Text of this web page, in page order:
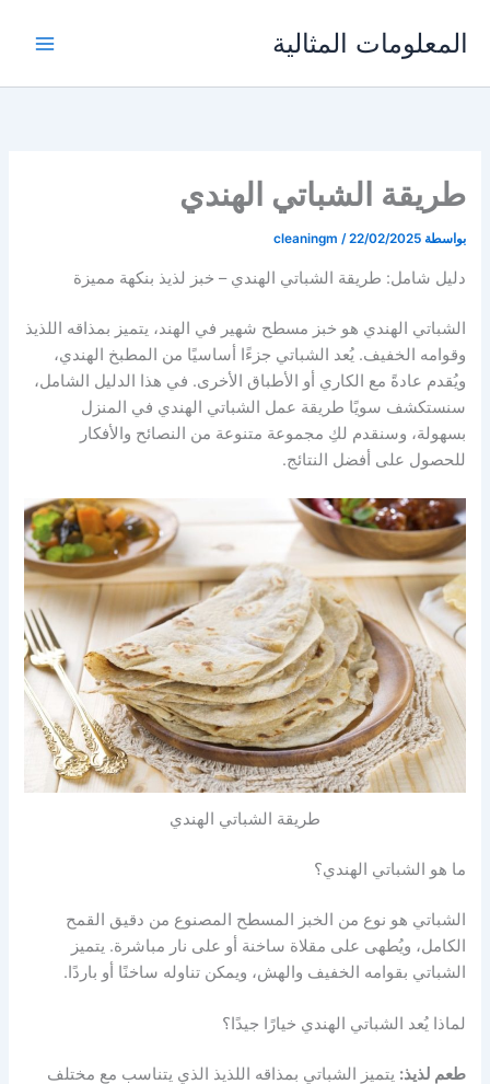
المعلومات المثالية
طريقة الشباتي الهندي
بواسطة cleaningm /22/02/2025
دليل شامل: طريقة الشباتي الهندي – خبز لذيذ بنكهة مميزة
الشباتي الهندي هو خبز مسطح شهير في الهند، يتميز بمذاقه اللذيذ
وقوامه الخفيف. يُعد الشباتي جزءًا أساسيًا من المطبخ الهندي،
ويُقدم عادةً مع الكاري أو الأطباق الأخرى. في هذا الدليل الشامل،
سنستكشف سويًا طريقة عمل الشباتي الهندي في المنزل
بسهولة، وسنقدم لكِ مجموعة متنوعة من النصائح والأفكار
للحصول على أفضل النتائج.
طريقة الشباتي الهندي
ما هو الشباتي الهندي؟
الشباتي هو نوع من الخبز المسطح المصنوع من دقيق القمح
الكامل، ويُطهى على مقلاة ساخنة أو على نار مباشرة. يتميز
الشباتي بقوامه الخفيف والهش، ويمكن تناوله ساخنًا أو باردًا.
لماذا يُعد الشباتي الهندي خيارًا جيدًا؟
طعم لذيذ: يتميز الشباتي بمذاقه اللذيذ الذي يتناسب مع مختلف